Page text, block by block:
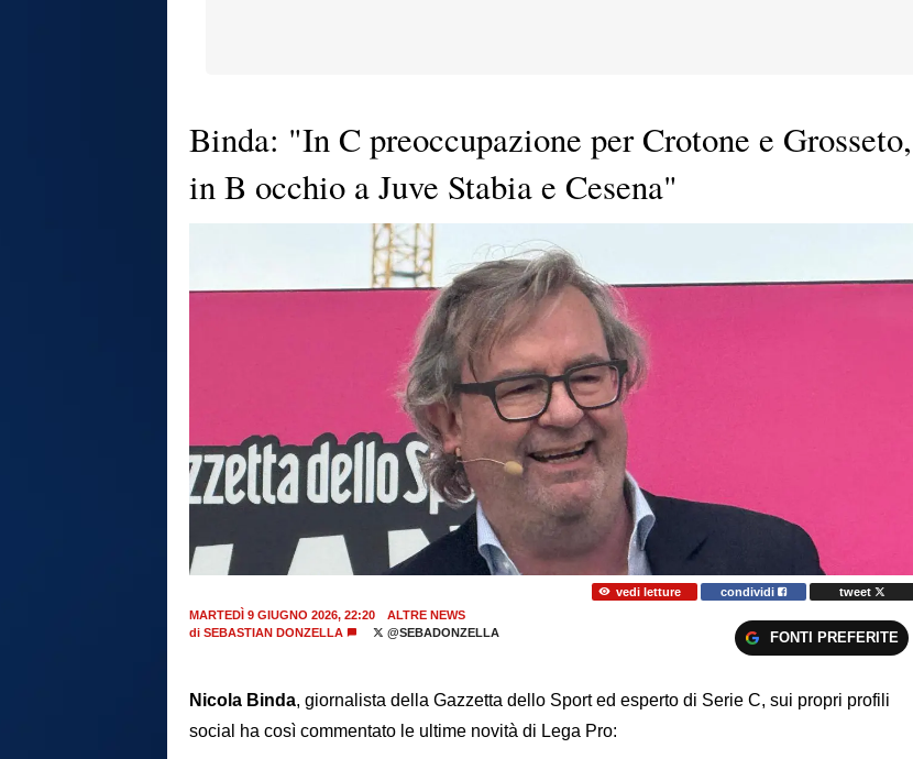
Binda: "In C preoccupazione per Crotone e Grosseto,
in B occhio a Juve Stabia e Cesena"
vedi letture condividi
tweet
MARTEDÌ 9 GIUGNO 2026, 22:20
ALTRE NEWS
di SEBASTIAN DONZELLA @SEBADONZELLA FONTI PREFERITE
Nicola Binda, giornalista della Gazzetta dello Sport ed esperto di Serie C, sui propri profili
social ha così commentato le ultime novità di Lega Pro: